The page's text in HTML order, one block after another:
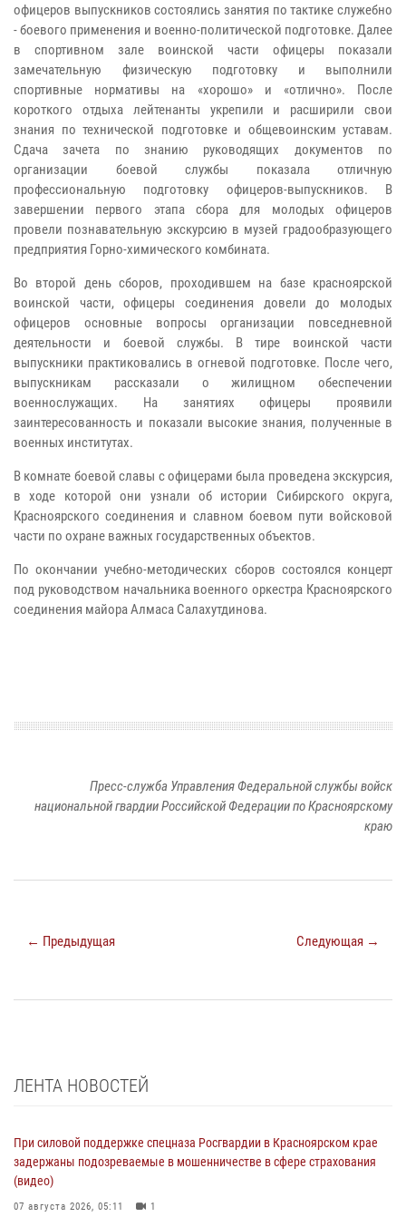
офицеров выпускников состоялись занятия по тактике служебно
- боевого применения и военно-политической подготовке. Далее
в спортивном зале воинской части офицеры показали
замечательную физическую подготовку и выполнили
спортивные нормативы на «хорошо» и «отлично». После
короткого отдыха лейтенанты укрепили и расширили свои
знания по технической подготовке и общевоинским уставам.
Сдача зачета по знанию руководящих документов по
организации боевой службы показала отличную
профессиональную подготовку офицеров-выпускников. В
завершении первого этапа сбора для молодых офицеров
провели познавательную экскурсию в музей градообразующего
предприятия Горно-химического комбината.
Во второй день сборов, проходившем на базе красноярской
воинской части, офицеры соединения довели до молодых
офицеров основные вопросы организации повседневной
деятельности и боевой службы. В тире воинской части
выпускники практиковались в огневой подготовке. После чего,
выпускникам рассказали о жилищном обеспечении
военнослужащих. На занятиях офицеры проявили
заинтересованность и показали высокие знания, полученные в
военных институтах.
В комнате боевой славы с офицерами была проведена экскурсия,
в ходе которой они узнали об истории Сибирского округа,
Красноярского соединения и славном боевом пути войсковой
части по охране важных государственных объектов.
По окончании учебно-методических сборов состоялся концерт
под руководством начальника военного оркестра Красноярского
соединения майора Алмаса Салахутдинова.
Пресс-служба Управления Федеральной службы войск
национальной гвардии Российской Федерации по Красноярскому
краю
← Предыдущая Следующая →
ЛЕНТА НОВОСТЕЙ
При силовой поддержке спецназа Росгвардии в Красноярском крае
задержаны подозреваемые в мошенничестве в сфере страхования
(видео)
07 августа 2026, 05:11 1